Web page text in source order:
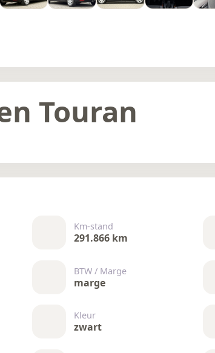
Touran
Km-stand
291.866 km
BTW / Marge
marge
Kleur
zwart